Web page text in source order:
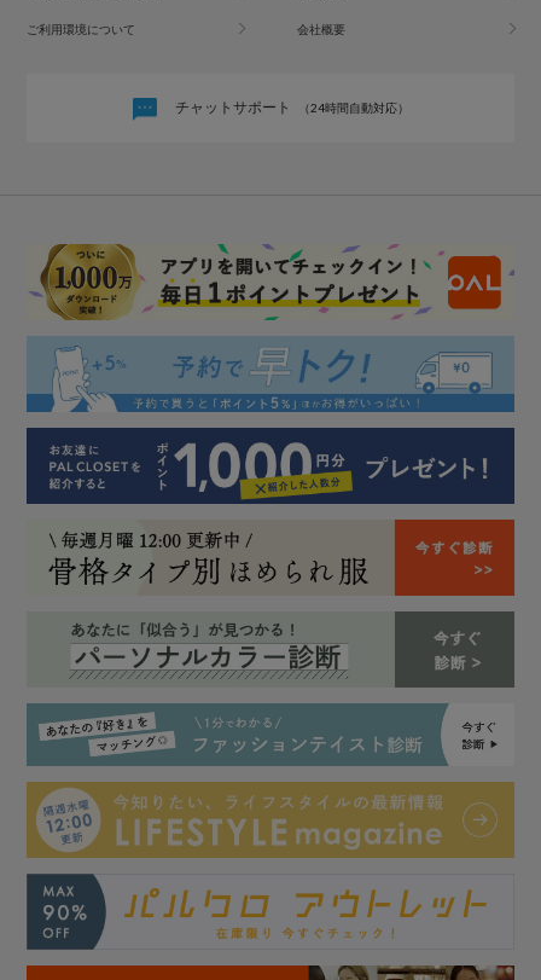
ご利用環境について 会社概要
チャットサポート （24時間自動対応）